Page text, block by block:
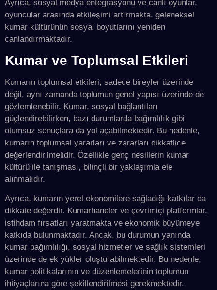
Ayrıca, sosyal medya entegrasyonu ve canlı oyunlar,
oyuncular arasında etkileşimi artırmakta, geleneksel
kumar kültürünün sosyal boyutlarını yeniden
canlandırmaktadır.
Kumar ve Toplumsal Etkileri
Kumarın toplumsal etkileri, sadece bireyler üzerinde
değil, aynı zamanda toplumun genel yapısı üzerinde de
gözlemlenebilir. Kumar, sosyal bağlantıları
güçlendirebilirken, bazı durumlarda bağımlılık gibi
olumsuz sonuçlara da yol açabilmektedir. Bu nedenle,
kumarın toplumsal yararları ve zararları dikkatlice
değerlendirilmelidir. Özellikle genç nesillerin kumar
kültürü ile tanışması, bilinçli bir yaklaşımla ele
alınmalıdır.
Ayrıca, kumarın yerel ekonomilere sağladığı katkılar da
dikkate değerdir. Kumarhaneler ve çevrimiçi platformlar,
istihdam fırsatları yaratmakta ve ekonomik büyümeye
katkıda bulunmaktadır. Ancak, bu durumun yanında
kumar bağımlılığı, sosyal hizmetler ve sağlık sistemleri
üzerinde de ek yükler oluşturabilmektedir. Bu nedenle,
kumar politikalarının ve düzenlemelerinin toplumun
ihtiyaçlarına göre şekillendirilmesi gerekmektedir.